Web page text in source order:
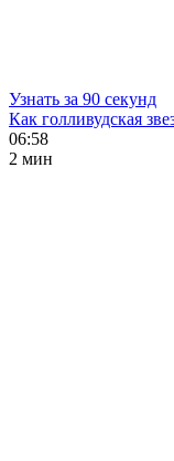
Узнать за 90 секунд
Как голливудская
06:58
2 мин